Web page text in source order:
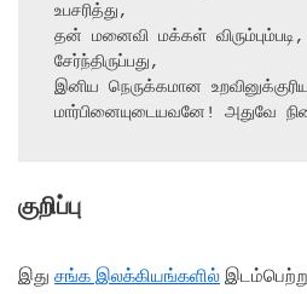
உபசரித்து,
தன் மனைவி மக்கள்
சேர்ந்திருப்பது,
இனிய நெருக்கமான
மார்பினையுடையவனே! அதுவே
குறிப்பு
இது சங்க இலக்கியங்களில்